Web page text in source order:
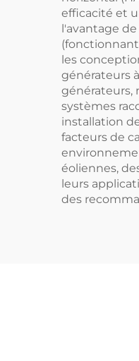
efficacité et
l'avantage
les
générateurs
générateurs,
systèmes
installation
facteurs de
éoliennes,
leurs
des